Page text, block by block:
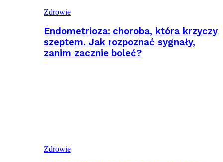
Zdrowie
Endometrioza: choroba, która krzyczy
szeptem. Jak rozpoznać sygnały,
zanim zacznie boleć?
Zdrowie